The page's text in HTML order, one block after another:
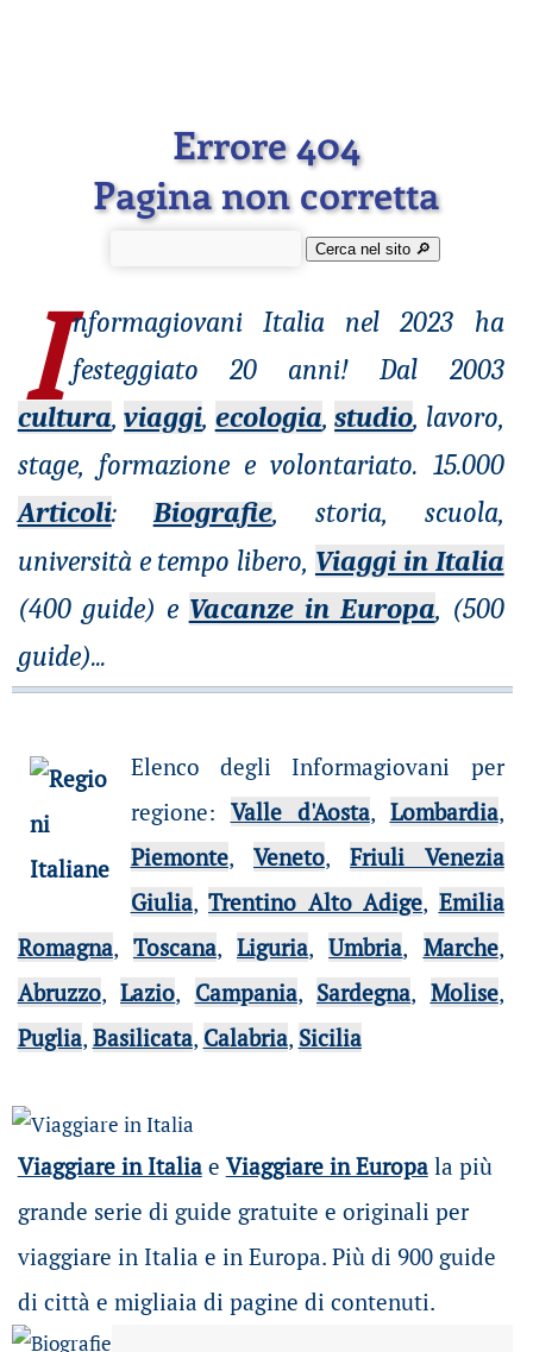
Errore 404
Pagina non corretta
Cerca nel sito 🔎︎
I nformagiovaniItalia nel 2023 ha
festeggiato 20 anni! Dal 2003
cultura,viaggi, ecologia,studio, lavoro,
stage, formazione e volontariato. 15.000
Articoli: Biografie, storia, scuola,
università e tempo libero, Viaggi in Italia
(400 guide) e Vacanze in Europa, (500
guide)...
Elenco degli Informagiovani per
regione: Valle d'Aosta, Lombardia,
Piemonte, Veneto,Friuli Venezia
Giulia,Trentino Alto Adige, Emilia
Romagna, Toscana,Liguria,Umbria, Marche,
Abruzzo,Lazio, Campania, Sardegna, Molise,
Puglia, Basilicata, Calabria, Sicilia
Viaggiare in Italiae Viaggiare in Europala più
grande serie di guide gratuite e originali per
viaggiare in Italia e in Europa. Più di 900 guide
di città e migliaia di pagine di contenuti.